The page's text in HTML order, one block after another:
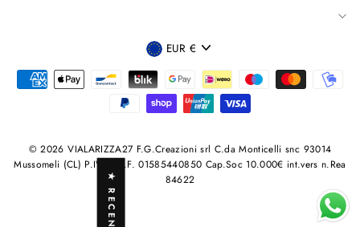
VALUTA
EUR €
© 2026 VIALARIZZA27 F.G.Creazioni srl C.da Monticelli snc 93014
Mussomeli (CL) P.IVA /C.F. 01585440850 Cap.Soc 10.000€ int.vers n.Rea
84622